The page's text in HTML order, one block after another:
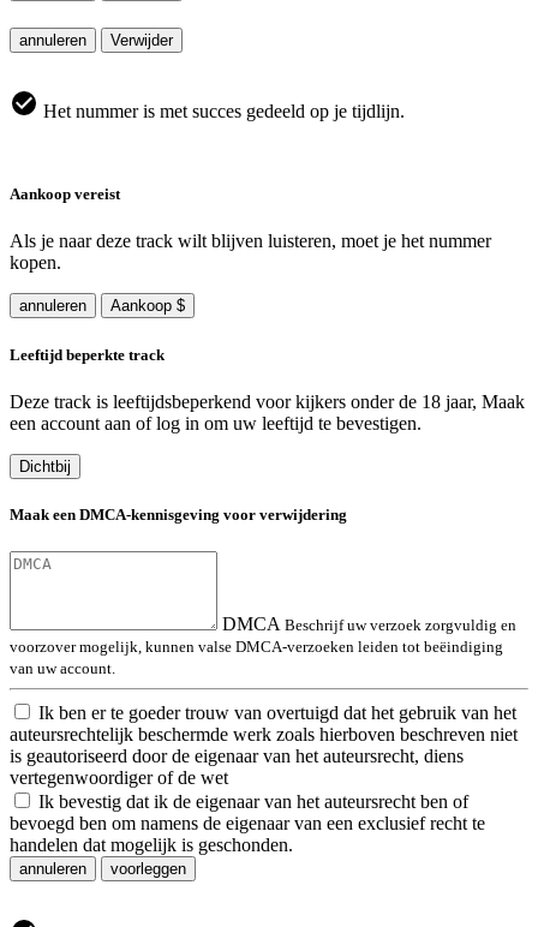
annuleren Verwijder
Het nummer is met succes gedeeld op je tijdlijn.
Aankoop vereist
Als je naar deze track wilt blijven luisteren, moet je het nummer
kopen.
annuleren Aankoop $
Leeftijd beperkte track
Deze track is leeftijdsbeperkend voor kijkers onder de 18 jaar, Maak
een account aan of log in om uw leeftijd te bevestigen.
Dichtbij
Maak een DMCA-kennisgeving voor verwijdering
DMCA Beschrijf uw verzoek zorgvuldig en
voorzover mogelijk, kunnen valse DMCA-verzoeken leiden tot beëindiging
van uw account.
Ik ben er te goeder trouw van overtuigd dat het gebruik van het
auteursrechtelijk beschermde werk zoals hierboven beschreven niet
is geautoriseerd door de eigenaar van het auteursrecht, diens
vertegenwoordiger of de wet
Ik bevestig dat ik de eigenaar van het auteursrecht ben of
bevoegd ben om namens de eigenaar van een exclusief recht te
handelen dat mogelijk is geschonden.
annuleren voorleggen